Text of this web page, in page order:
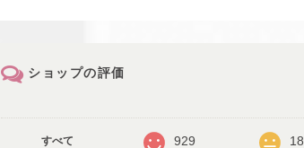
ショップの評価
すべて 929 18